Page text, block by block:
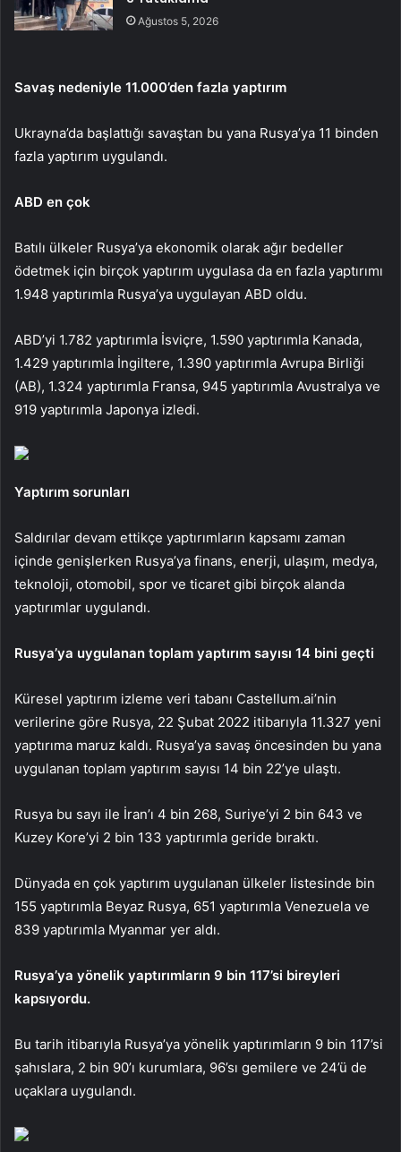
Ağustos 5, 2026
Savaş nedeniyle 11.000’den fazla yaptırım
Ukrayna’da başlattığı savaştan bu yana Rusya’ya 11 binden
fazla yaptırım uygulandı.
ABD en çok
Batılı ülkeler Rusya’ya ekonomik olarak ağır bedeller
ödetmek için birçok yaptırım uygulasa da en fazla yaptırımı
1.948 yaptırımla Rusya’ya uygulayan ABD oldu.
ABD’yi 1.782 yaptırımla İsviçre, 1.590 yaptırımla Kanada,
1.429 yaptırımla İngiltere, 1.390 yaptırımla Avrupa Birliği
(AB), 1.324 yaptırımla Fransa, 945 yaptırımla Avustralya ve
919 yaptırımla Japonya izledi.
Yaptırım sorunları
Saldırılar devam ettikçe yaptırımların kapsamı zaman
içinde genişlerken Rusya’ya finans, enerji, ulaşım, medya,
teknoloji, otomobil, spor ve ticaret gibi birçok alanda
yaptırımlar uygulandı.
Rusya’ya uygulanan toplam yaptırım sayısı 14 bini geçti
Küresel yaptırım izleme veri tabanı Castellum.ai’nin
verilerine göre Rusya, 22 Şubat 2022 itibarıyla 11.327 yeni
yaptırıma maruz kaldı. Rusya’ya savaş öncesinden bu yana
uygulanan toplam yaptırım sayısı 14 bin 22’ye ulaştı.
Rusya bu sayı ile İran’ı 4 bin 268, Suriye’yi 2 bin 643 ve
Kuzey Kore’yi 2 bin 133 yaptırımla geride bıraktı.
Dünyada en çok yaptırım uygulanan ülkeler listesinde bin
155 yaptırımla Beyaz Rusya, 651 yaptırımla Venezuela ve
839 yaptırımla Myanmar yer aldı.
Rusya’ya yönelik yaptırımların 9 bin 117’si bireyleri
kapsıyordu.
Bu tarih itibarıyla Rusya’ya yönelik yaptırımların 9 bin 117’si
şahıslara, 2 bin 90’ı kurumlara, 96’sı gemilere ve 24’ü de
uçaklara uygulandı.